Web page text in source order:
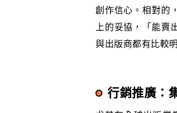
創作信心。相對的
上的妥協，「能賣
與出版商都有比較
行銷推廣：